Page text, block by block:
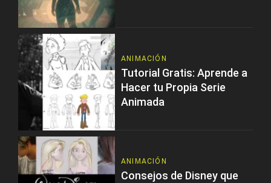
ANIMACIÓN
Tutorial Gratis: Aprende a
Hacer tu Propia Serie
Animada
ANIMACIÓN
Consejos de Disney que